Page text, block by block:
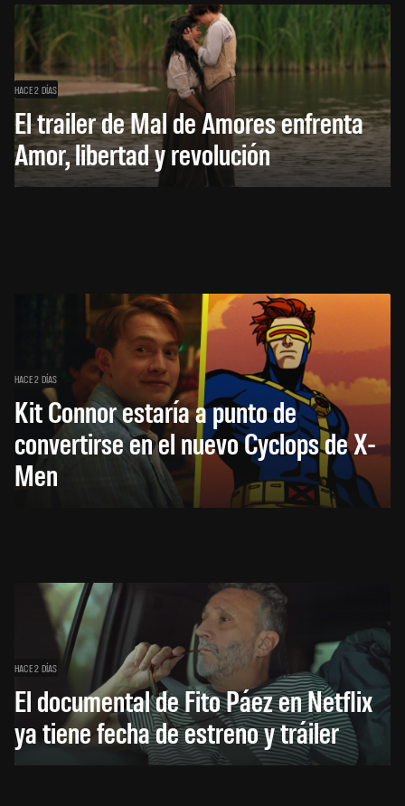
HACE 2 DÍAS
El trailer de Mal de Amores enfrenta
Amor, libertad y revolución
HACE 2 DÍAS
Kit Connor estaría a punto de
convertirse en el nuevo Cyclops de X-
Men
HACE 2 DÍAS
El documental de Fito Páez en Netflix
ya tiene fecha de estreno y tráiler